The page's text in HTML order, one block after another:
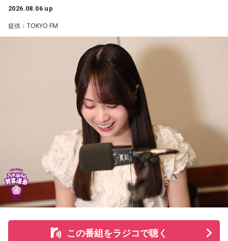
設。引退後すぐに次の活躍先が決まらない馬たちの受け皿と
施設で話を聞いた菅井は、「そういう場所があってよかった
な、素晴らしい素敵な取り組みだなと実際に行かせていただ
いて思いました」と感想を述べ、競走生活を終えた馬たちが
新たな役割を得られる環境の大切さを実感したという。
また、菅井は競馬の仕事をきっかけにTCCの活動を知ったそ
うで、東京都内にある「BafunYasai TCC CAFE」にも訪れた
ことがあるという。そこで新鮮な野菜を味わったり馬関連グ
ッズを購入した経験を紹介し、店舗での利用が馬たちの支援
につながることから、興味を持った人へ足を運ぶことを呼び
かけた。
さらに、ホースセラピーについても自身の経験を交えて語っ
た。大学時代に所属していた馬術部では、地域の子どもたち
2026.08.06 up
提供：TOKYO FM
この番組をラジコで聴く